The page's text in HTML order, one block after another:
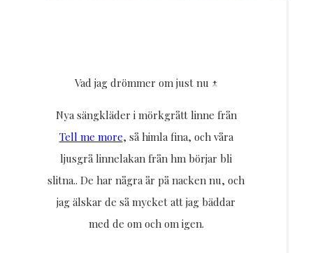
Vad jag drömmer om just nu ↑
Nya sängkläder i mörkgrått linne från
Tell me more, så himla fina, och våra
ljusgrå linnelakan från hm börjar bli
slitna.. De har några år på nacken nu, och
jag älskar de så mycket att jag bäddar
med de om och om igen.